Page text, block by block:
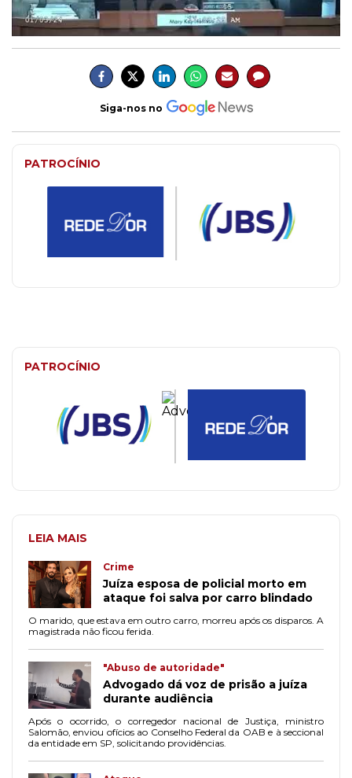
Siga-nos no
PATROCÍNIO
PATROCÍNIO
LEIA MAIS
Crime
Juíza esposa de policial morto em
ataque foi salva por carro blindado
O marido, que estava em outro carro, morreu após os disparos. A
magistrada não ficou ferida.
"Abuso de autoridade"
Advogado dá voz de prisão a juíza
durante audiência
Após o ocorrido, o corregedor nacional de Justiça, ministro
Salomão, enviou ofícios ao Conselho Federal da OAB e à seccional
da entidade em SP, solicitando providências.